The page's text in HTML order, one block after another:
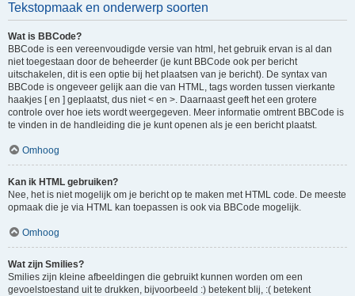
Tekstopmaak en onderwerp soorten
Wat is BBCode?
BBCode is een vereenvoudigde versie van html, het gebruik ervan is al dan
niet toegestaan door de beheerder (je kunt BBCode ook per bericht
uitschakelen, dit is een optie bij het plaatsen van je bericht). De syntax van
BBCode is ongeveer gelijk aan die van HTML, tags worden tussen vierkante
haakjes [ en ] geplaatst, dus niet < en >. Daarnaast geeft het een grotere
controle over hoe iets wordt weergegeven. Meer informatie omtrent BBCode is
te vinden in de handleiding die je kunt openen als je een bericht plaatst.
Omhoog
Kan ik HTML gebruiken?
Nee, het is niet mogelijk om je bericht op te maken met HTML code. De meeste
opmaak die je via HTML kan toepassen is ook via BBCode mogelijk.
Omhoog
Wat zijn Smilies?
Smilies zijn kleine afbeeldingen die gebruikt kunnen worden om een
gevoelstoestand uit te drukken, bijvoorbeeld :) betekent blij, :( betekent